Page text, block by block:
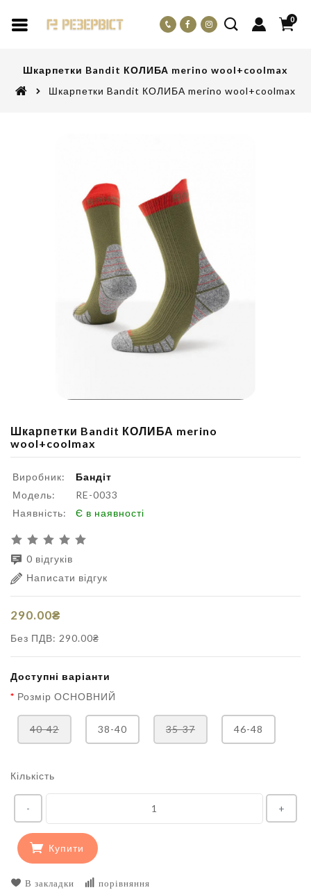
0
Шкарпетки Bandit КОЛИБА merino wool+coolmax
Шкарпетки Bandit КОЛИБА merino wool+coolmax
Шкарпетки Bandit КОЛИБА merino
wool+coolmax
Виробник:
Бандіт
Модель:
RE-0033
Наявність:
Є в наявності
0 відгуків
Написати відгук
290.00₴
Без ПДВ: 290.00₴
Доступні варіанти
Розмір ОСНОВНИЙ
40-42 38-40 35-37 46-48
Кількість
- +
Купити
В закладки порівняння